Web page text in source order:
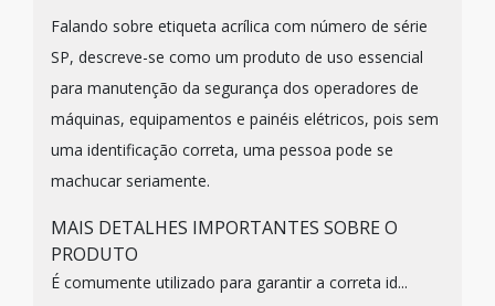
Falando sobre etiqueta acrílica com número de série
SP, descreve-se como um produto de uso essencial
para manutenção da segurança dos operadores de
máquinas, equipamentos e painéis elétricos, pois sem
uma identificação correta, uma pessoa pode se
machucar seriamente.
MAIS DETALHES IMPORTANTES SOBRE O
PRODUTO
É comumente utilizado para garantir a correta id...